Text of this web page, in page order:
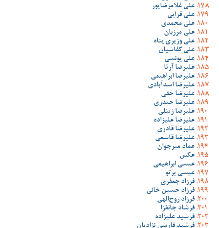
علی غلامرضاپور
علی قرایی
علی محمدی
علی مرزبان
علی وزیری پناه
علی کفاشیان
علی یونسی
علیرضا آرتا
علیرضا ابراهیمی
علیرضا اسدآبادی
علیرضا حقی
علیرضا حیدری
علیرضا زینلی
علیرضا علیزاده
علیرضا قادری
علیرضا قاسمی
عماد میرجوان
عکس
عیسی ابراهیمی
عیسی پرتو
فرزاد جعفری
فرزاد حسین خانی
فرزاد روح‌الهی
فرشاد جانفزا
فرشید علیزاده
فرشید فارسی نژادیان